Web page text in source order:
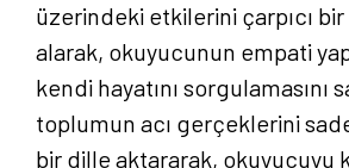
üzerindeki etkilerini çarpıcı
alarak, okuyucunun empati
kendi hayatını sorgulamasını
toplumun acı gerçeklerini
bir dille aktararak, okuyucuyu